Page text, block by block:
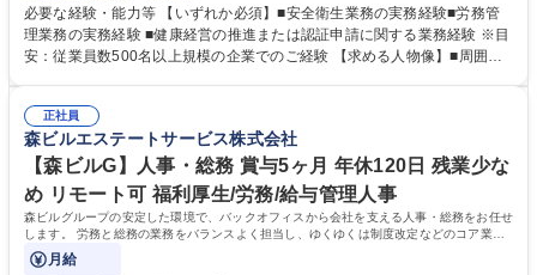
などの上流工程から関与していただきます。 【主な業務内容】■安全衛生
業務（ストレスチェック、健康診断の運用、産業医との連携 など）■健康
経営認証取得に向けた企画・推進■労務管理（労働時間の分析、労働環境
を底上げすべく、ともにご活躍いただける方の増員募集となります。 募集
職種 【人事・労務担当】安全衛生・健康経営推進・労務管理/創業80年老
舗メーカー
必要な経験・能力等 【いずれか必須】■安全衛生業務の実務経験■労務管
理業務の実務経験 ■健康経営の推進または認証申請に関する業務経験 ※目
安：従業員数500名以上規模の企業でのご経験 【求める人物像】■周囲
部門と連携しながら業務を推進できる方■Excelや労務管理システムの実務
使用経験をお持ちの方 学歴・資格 学歴：大学院 大学 高専 短大 専修学校
高校 語学力： 資格：
正社員
森ビルエステートサービス株式会社
【森ビルG】人事・総務 賞与5ヶ月 年休120日 残業少な
め リモート可 福利厚生/労務/給与管理人事
森ビルグループの安定した環境で、バックオフィスから会社を支える人事・総務をお任せ
します。 労務と総務の業務をバランスよく担当し、ゆくゆくは制度改定などのコア業務
にも挑戦できる、やりがいある環境です。
月給